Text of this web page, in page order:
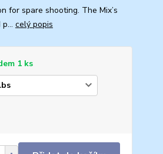
for spare shooting. The Mix’s
celý popis
1 ks